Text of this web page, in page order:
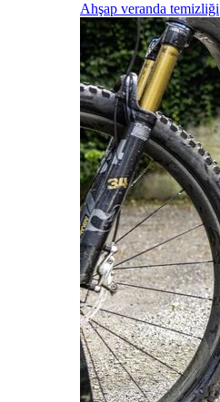
Ahşap veranda temizliği